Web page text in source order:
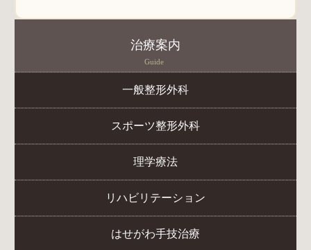
治療案内
Guide
一般整形外科
スポーツ整形外科
理学療法
リハビリテーション
はせがわ手技治療